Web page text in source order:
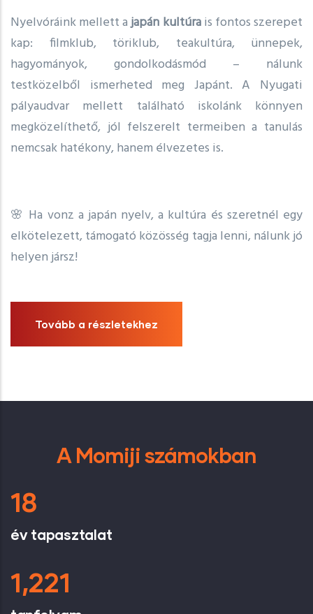
Nyelvóráink mellett ajapán kultúrais fontos szerepet
kap: filmklub, töriklub, teakultúra, ünnepek,
hagyományok, gondolkodásmód – nálunk
testközelből ismerheted meg Japánt. A Nyugati
pályaudvar mellett található iskolánk könnyen
megközelíthető, jól felszerelt termeiben a tanulás
nemcsak hatékony, hanem élvezetes is.
🌸 Ha vonz a japán nyelv, a kultúra és szeretnél egy
elkötelezett, támogató közösség tagja lenni, nálunk jó
helyen jársz!
Tovább a részletekhez
A Momiji számokban
18
év tapasztalat
1,221